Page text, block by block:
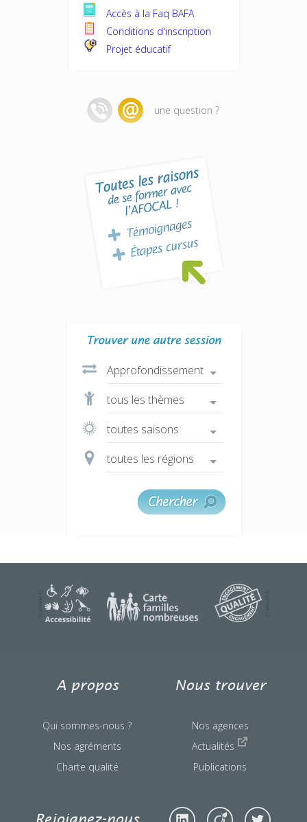
Accès à la Faq BAFA
Conditions d'inscription
Projet éducatif
une question ?
une question ?
A propos
Qui sommes-nous ?
Nos agréments
Charte qualité
Nous trouver
Nos agences
Actualités
Publications